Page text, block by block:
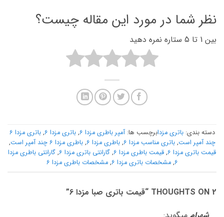
نظر شما در مورد این مقاله چیست؟
بین 1 تا 5 ستاره نمره دهید
دسته بندی:باتری مزدابرچسب ها:آمپر باطری مزدا 6 ,باتری مزدا 6 ,
باتری مزدا 6
چند آمپر است,باتری مناسب مزدا 6 ,باطری مزدا 6 ,باطری مزدا 6 چند آمپر است
,
قیمت باتری مزدا 6 , قیمت باطری مزدا 6 , گارانتی باتری مزدا 6 , گارانتی باطری مزدا
6
,مشخصات باتری مزدا 6 ,مشخصات باطری مزدا 6
2 THOUGHTS ON “ قیمت باتری صبا مزدا 6 ”